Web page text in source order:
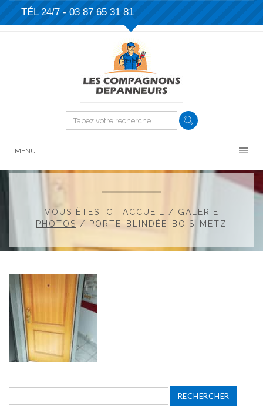
TÉL 24/7 - 03 87 65 31 81
MENU
VOUS ÊTES ICI: ACCUEIL / GALERIE
PHOTOS / PORTE-BLINDÉE-BOIS-METZ